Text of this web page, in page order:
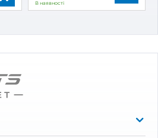
В наявності
Артикул:0687830278
Діаметр:
125 мм